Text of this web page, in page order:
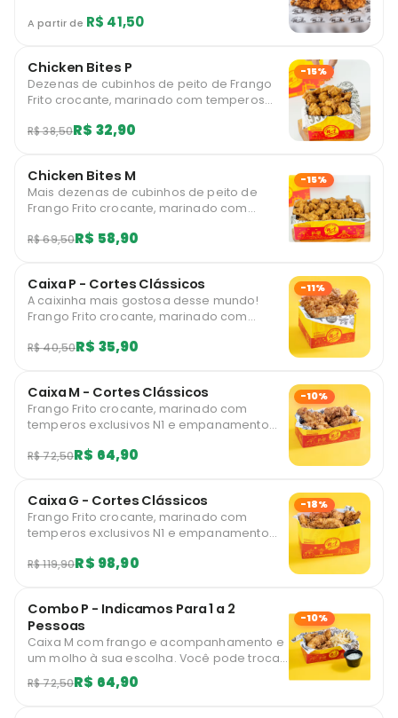
A partir de R$ 41,50
Chicken Bites P
Dezenas de cubinhos de peito de Frango
Frito crocante, marinado com temperos
Experimente!
R$ 38,50R$ 32,90
-15%
Chicken Bites M
Mais dezenas de cubinhos de peito de
Frango Frito crocante, marinado com
único. Experimente!
R$ 69,50R$ 58,90
-15%
Caixa P - Cortes Clássicos
A caixinha mais gostosa desse mundo!
Frango Frito crocante, marinado com
único. Apresentados em uma embalagem
R$ 40,50R$ 35,90
-11%
Caixa M - Cortes Clássicos
Frango Frito crocante, marinado com
temperos exclusivos N1 e empanamento
vibrante que conserva o calor, a crocância
R$ 72,50R$ 64,90
-10%
Caixa G - Cortes Clássicos
Frango Frito crocante, marinado com
temperos exclusivos N1 e empanamento
vibrante que conserva o calor, a crocância
R$ 119,90R$ 98,90
-18%
Combo P - Indicamos Para 1 a 2
Pessoas
Caixa M com frango e acompanhamento e
um molho à sua escolha. Você pode trocar
seu acompanhamento Super por
acompanhamento Mega com um
R$ 72,50R$ 64,90
-10%